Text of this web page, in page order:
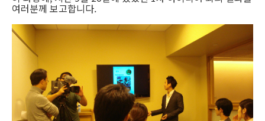
여러분께 보고합니다.